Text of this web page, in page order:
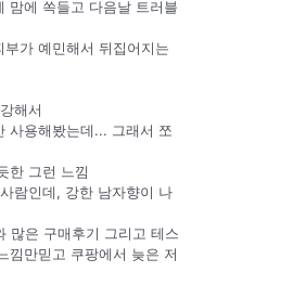
맘에 쏙들고 다음날 트러블
가 예민해서 뒤집어지는
해서
사용해봤는데... 그래서 쪼
한 그런 느낌
람인데, 강한 남자향이 나
많은 구매후기 그리고 테스
낌만믿고 쿠팡에서 늦은 저